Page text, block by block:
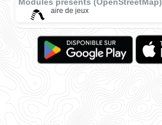
Modules présents (OpenStreetMap)
aire de jeux